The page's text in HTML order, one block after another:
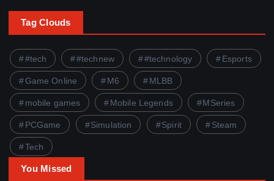
Tag Clouds
#tech #technew #technology Esports
Game Online M6 MLBB
mobile games Mobile Legends MSeries
PCGame Simulation Spirit Steam
Tech
You Missed